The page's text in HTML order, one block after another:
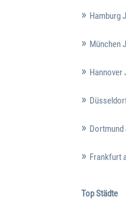
Hamburg
München
Hannover
Dortmund
Frankfurt
Top Städte